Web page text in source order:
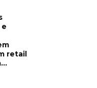
retail